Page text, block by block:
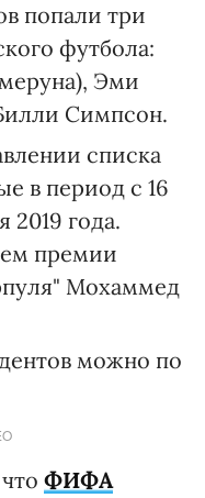
попали три
футбола:
Эми
Симпсон.
списка
в период с 16
2019 года.
премии
Мохаммед
можно по
ФИФА